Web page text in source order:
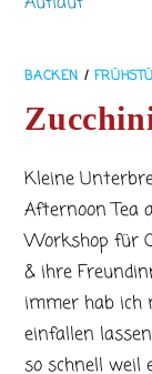
BACKEN /
Kleine
Afternoon Tea
Workshop für
& ihre
immer hab ich
einfallen
so schnell weil